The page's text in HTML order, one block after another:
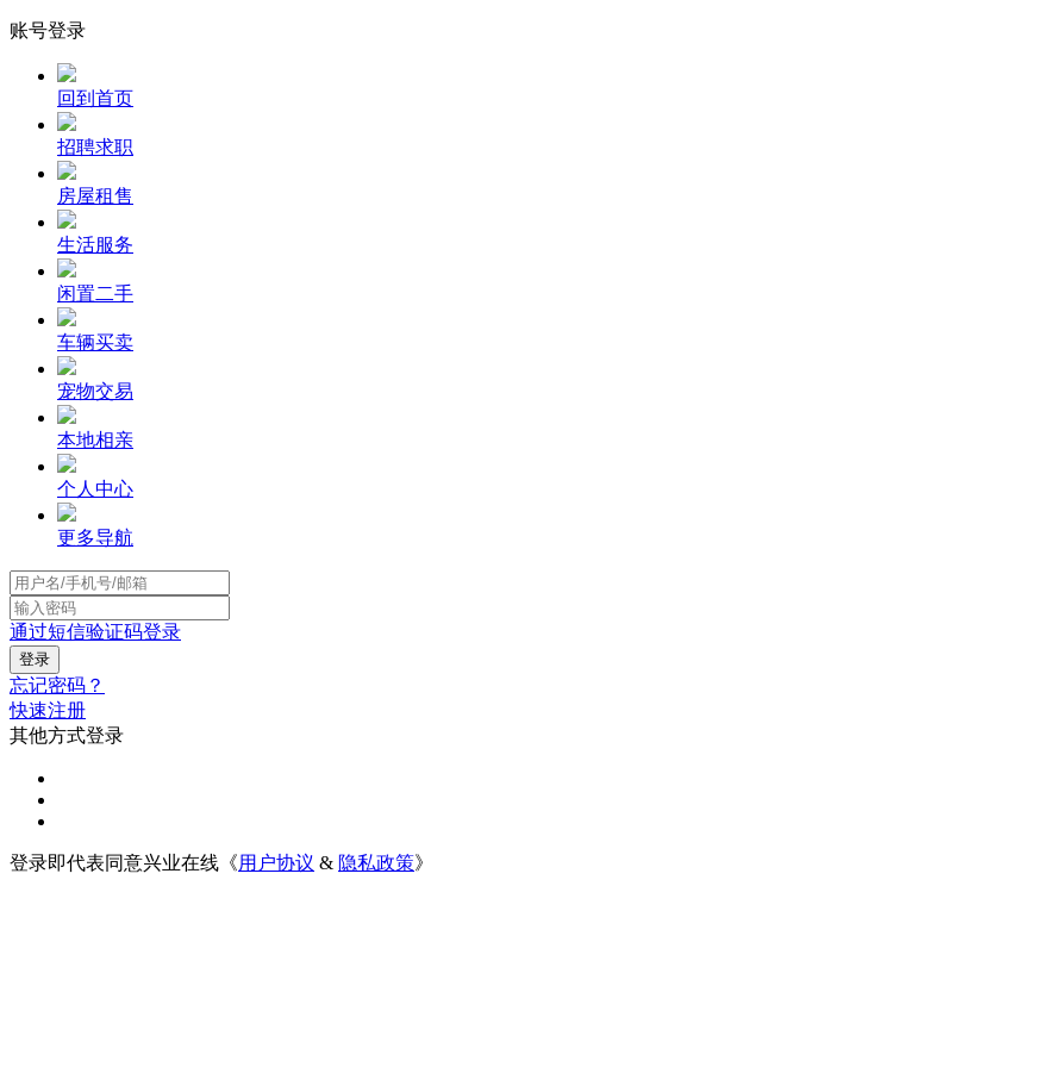
账号登录
回到首页
招聘求职
房屋租售
生活服务
闲置二手
车辆买卖
宠物交易
本地相亲
个人中心
更多导航
通过短信验证码登录
忘记密码？
快速注册
其他方式登录
登录即代表同意兴业在线《用户协议 & 隐私政策》